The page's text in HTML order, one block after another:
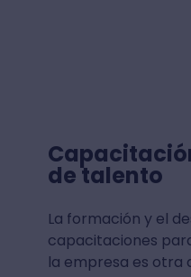
de talento
La formación y el
capacitaciones
la empresa es otra